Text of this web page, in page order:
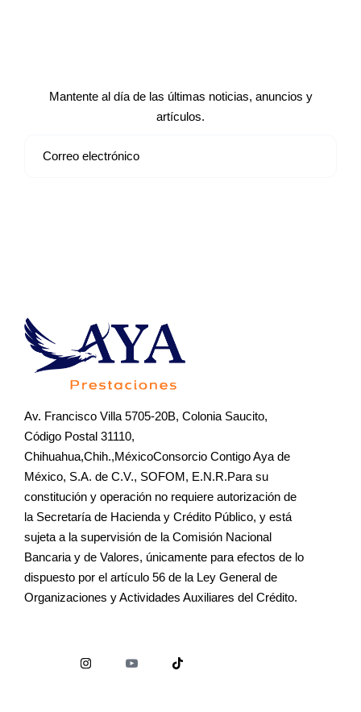
Mantente al día de las últimas noticias, anuncios y
artículos.
Av. Francisco Villa 5705-20B, Colonia Saucito,
Código Postal 31110,
Chihuahua,Chih.,MéxicoConsorcio Contigo Aya de
México, S.A. de C.V., SOFOM, E.N.R.Para su
constitución y operación no requiere autorización de
la Secretaría de Hacienda y Crédito Público, y está
sujeta a la supervisión de la Comisión Nacional
Bancaria y de Valores, únicamente para efectos de lo
dispuesto por el artículo 56 de la Ley General de
Organizaciones y Actividades Auxiliares del Crédito.